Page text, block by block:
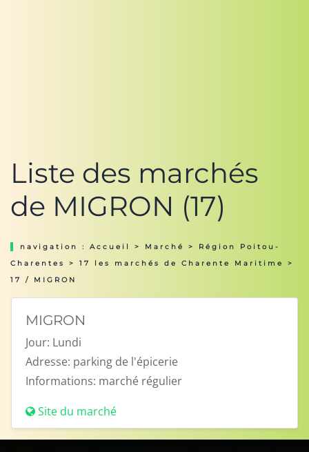
Liste des marchés
de MIGRON (17)
navigation : Accueil > Marché > Région Poitou-
Charentes
> 17 les marchés de Charente Maritime
>
17 / MIGRON
MIGRON
Jour: Lundi
Adresse: parking de l'épicerie
Informations: marché régulier
Site du marché